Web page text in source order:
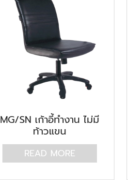
MG/SN เก้าอี้ทำงาน ไม่มี
ท้าวแขน
READ MORE